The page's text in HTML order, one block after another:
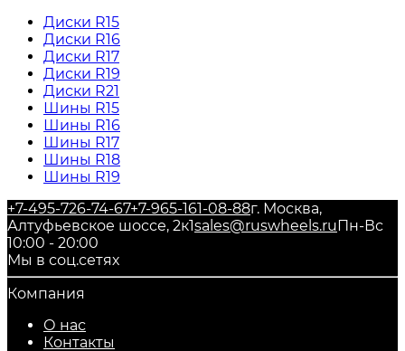
Диски R15
Диски R16
Диски R17
Диски R19
Диски R21
Шины R15
Шины R16
Шины R17
Шины R18
Шины R19
+7-495-726-74-67+7-965-161-08-88г. Москва,
Алтуфьевское шоссе, 2к1sales@ruswheels.ruПн-Вс
10:00 - 20:00
Мы в соц.сетях
Компания
О нас
Контакты